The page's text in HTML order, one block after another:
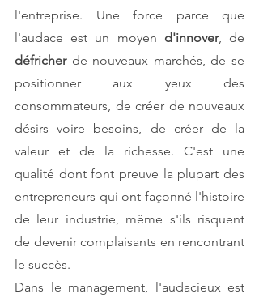
l'entreprise. Une force parce que
l'audace est un moyen d'innover
défricher de nouveaux marchés, de se
positionner aux yeux des
consommateurs, de créer de nouveaux
désirs voire besoins, de créer de la
valeur et de la richesse. C'est une
qualité dont font preuve la plupart des
entrepreneurs qui ont façonné l'histoire
de leur industrie, même s'ils risquent
de devenir complaisants en rencontrant
le succès.
Dans le management, l'audacieux est